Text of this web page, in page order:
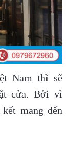
Nam thì sẽ
cửa. Bởi vì
mang đến